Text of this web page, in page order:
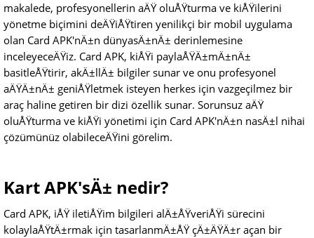
makalede, profesyonellerin aÄŸ oluÅŸturma ve kiÅŸilerini
yönetme biçimini deÄŸiÅŸtiren yenilikçi bir mobil uygulama
olan Card APK'nÄ±n dünyasÄ±nÄ± derinlemesine
inceleyeceÄŸiz. Card APK, kiÅŸi paylaÅŸÄ±mÄ±nÄ±
basitleÅŸtirir, akÄ±llÄ± bilgiler sunar ve onu profesyonel
aÄŸÄ±nÄ± geniÅŸletmek isteyen herkes için vazgeçilmez bir
araç haline getiren bir dizi özellik sunar. Sorunsuz aÄŸ
oluÅŸturma ve kiÅŸi yönetimi için Card APK'nÄ±n nasÄ±l nihai
çözümünüz olabileceÄŸini görelim.
Kart APK'sÄ± nedir?
Card APK, iÅŸ iletiÅŸim bilgileri alÄ±ÅŸveriÅŸi sürecini
kolaylaÅŸtÄ±rmak için tasarlanmÄ±ÅŸ çÄ±ÄŸÄ±r açan bir